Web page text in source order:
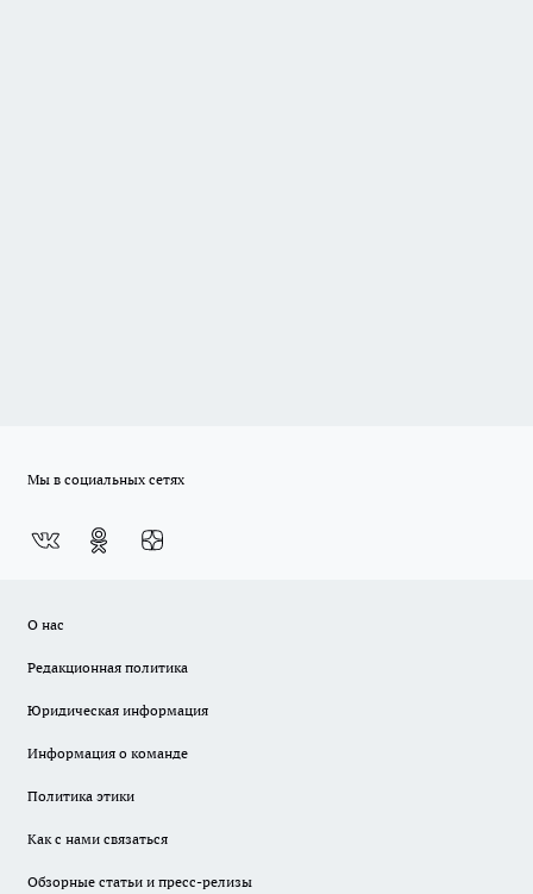
Мы в социальных сетях
О нас
Редакционная политика
Юридическая информация
Информация о команде
Политика этики
Как с нами связаться
Обзорные статьи и пресс-релизы